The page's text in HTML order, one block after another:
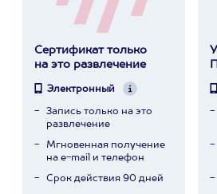
Сертификат только
на это развлечение
Электронный
Запись только на это
развлечение
Мгновенная получение
на e-mail и телефон
Срок действия 90 дней